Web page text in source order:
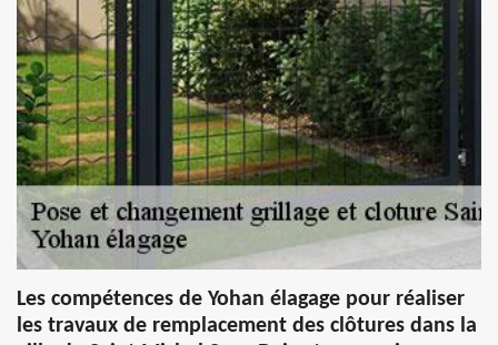
Les compétences de Yohan élagage pour réaliser
les travaux de remplacement des clôtures dans la